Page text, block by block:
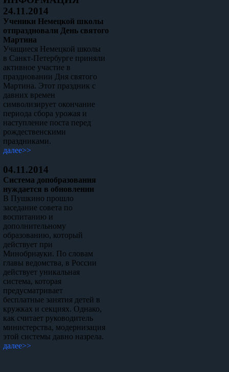
24.11.2014
Ученики Немецкой школы
отпраздновали День святого
Мартина
Учащиеся Немецкой школы
в Санкт-Петербурге приняли
активное участие в
праздновании Дня святого
Мартина. Этот праздник с
давних времен
символизирует окончание
периода сбора урожая и
наступление поста перед
рождественскими
праздниками.
далее>>
04.11.2014
Система допобразования
нуждается в обновлении
В Пушкино прошло
заседание совета по
воспитанию и
дополнительному
образованию, который
действует при
Минобрнауки. По словам
главы ведомства, в России
действует уникальная
система, которая
предусматривает
бесплатные занятия детей в
кружках и секциях. Однако,
как считает руководитель
министерства, модернизация
этой системы давно назрела.
далее>>